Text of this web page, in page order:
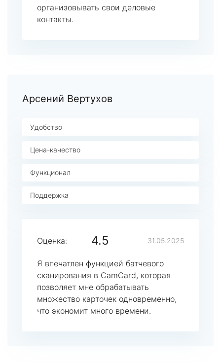
организовывать свои деловые
контакты.
Арсений Вертухов
Удобство
Цена-качество
Функционал
Поддержка
Оценка: 4.5 31.05.2025
Я впечатлен функцией батчевого
сканирования в CamCard, которая
позволяет мне обрабатывать
множество карточек одновременно,
что экономит много времени.